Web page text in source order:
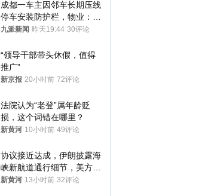
成都一车主因邻车长期压线
停车安装防护栏，物业：不
建议装护栏，也会影响自身
九派新闻 昨天19:44 30评论
“领导干部带头休假，值得
推广”
新京报 20小时前 72评论
法院认为“老登”属年龄贬
损，这个词错在哪里？
新黄河 10小时前 49评论
协议接近达成，伊朗披露海
峡新航道通行细节，美方再
提“倒计时”
新黄河 13小时前 32评论